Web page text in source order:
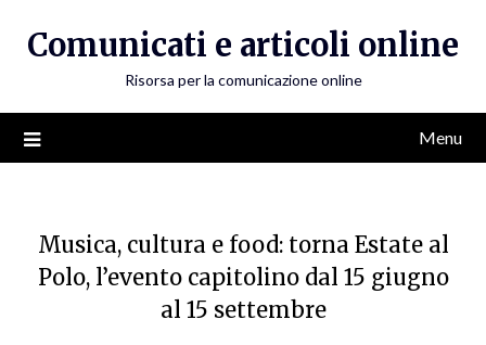
Comunicati e articoli online
Risorsa per la comunicazione online
Menu
Musica, cultura e food: torna Estate al
Polo, l’evento capitolino dal 15 giugno
al 15 settembre